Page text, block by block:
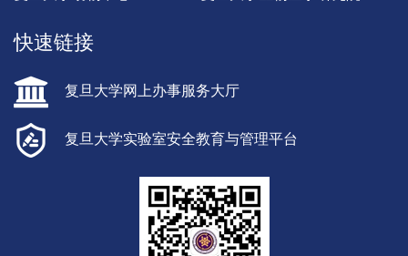
快速链接
复旦大学网上办事服务大厅
复旦大学实验室安全教育与管理平台